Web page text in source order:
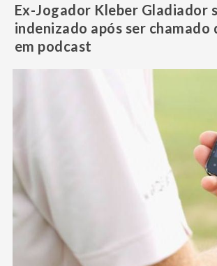
Ex-Jogador Kleber Gladiador
indenizado após ser chamado
em podcast